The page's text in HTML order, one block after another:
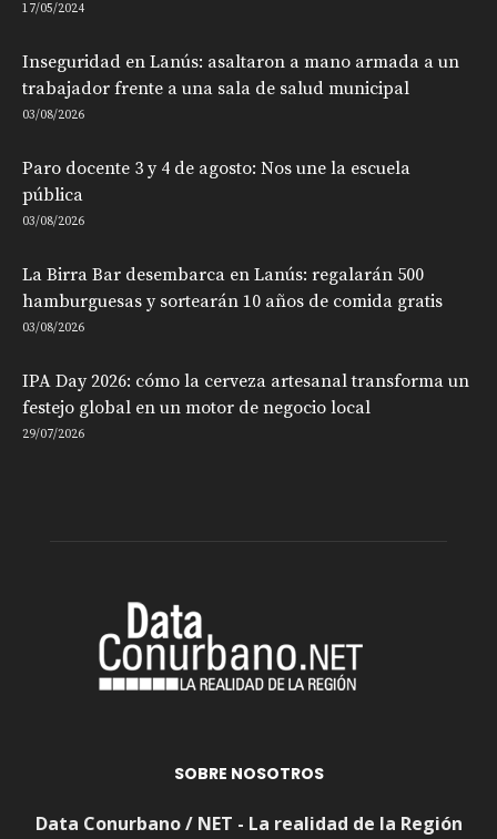
17/05/2024
Inseguridad en Lanús: asaltaron a mano armada a un
trabajador frente a una sala de salud municipal
03/08/2026
Paro docente 3 y 4 de agosto: Nos une la escuela
pública
03/08/2026
La Birra Bar desembarca en Lanús: regalarán 500
hamburguesas y sortearán 10 años de comida gratis
03/08/2026
IPA Day 2026: cómo la cerveza artesanal transforma un
festejo global en un motor de negocio local
29/07/2026
SOBRE NOSOTROS
Data Conurbano / NET - La realidad de la Región